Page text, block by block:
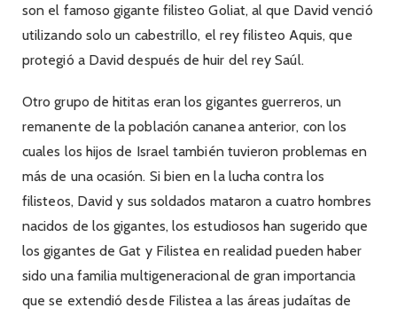
son el famoso gigante filisteo Goliat, al que David venció
utilizando solo un cabestrillo, el rey filisteo Aquis, que
protegió a David después de huir del rey Saúl.
Otro grupo de hititas eran los gigantes guerreros, un
remanente de la población cananea anterior, con los
cuales los hijos de Israel también tuvieron problemas en
más de una ocasión. Si bien en la lucha contra los
filisteos, David y sus soldados mataron a cuatro hombres
nacidos de los gigantes, los estudiosos han sugerido que
los gigantes de Gat y Filistea en realidad pueden haber
sido una familia multigeneracional de gran importancia
que se extendió desde Filistea a las áreas judaítas de